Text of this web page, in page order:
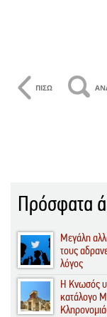
ΠΙΣΩ
Πρόσφατα
Μεγάλη
τους
λόγος
Η Κνωσός
κατάλογο